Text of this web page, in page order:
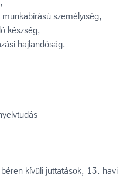
személyiség,
készség,
hajlandóság.
kívüli juttatások, 13. havi